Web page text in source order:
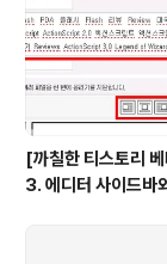
[까칠한 티스토리
3. 에디터 사이드바